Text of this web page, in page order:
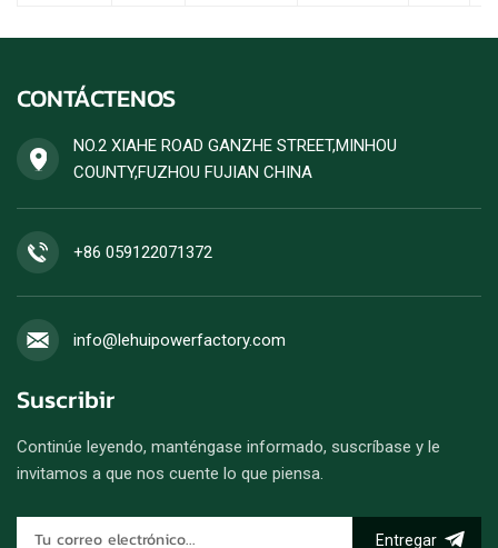
CONTÁCTENOS
NO.2 XIAHE ROAD GANZHE STREET,MINHOU
COUNTY,FUZHOU FUJIAN CHINA
+86 059122071372
info@lehuipowerfactory.com
Suscribir
Continúe leyendo, manténgase informado, suscríbase y le
invitamos a que nos cuente lo que piensa.
Entregar